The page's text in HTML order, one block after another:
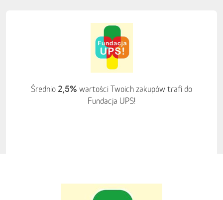
Średnio 2,5% wartości Twoich zakupów trafi do
Fundacja UPS!